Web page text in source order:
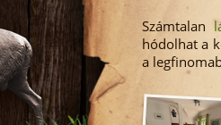
Számtalan
hódolhat a
a